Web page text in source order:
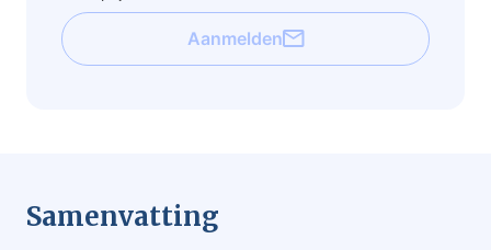
Aanmelden
Samenvatting